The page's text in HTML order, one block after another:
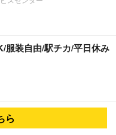
服装自由/駅チカ/平日休み
ら